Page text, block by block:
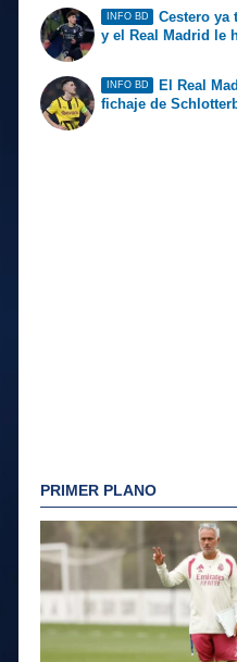
INFO BD
Cestero ya
y el Real Madrid le
INFO BD
El Real
fichaje de
PRIMER PLANO